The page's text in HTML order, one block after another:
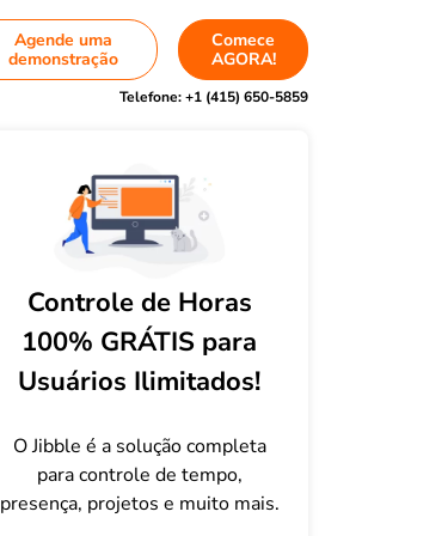
Agende uma
demonstração
Comece
AGORA!
Telefone:+1 (415) 650-5859
Controle de Horas
100% GRÁTIS para
Usuários Ilimitados!
O Jibble é a solução completa
para controle de tempo,
presença, projetos e muito mais.